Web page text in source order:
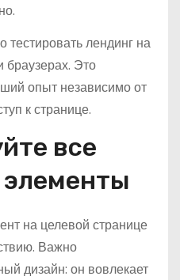
лендинг на
Это
опыт независимо от
к странице.
все
на целевой странице
Важно
дизайн: он вовлекает